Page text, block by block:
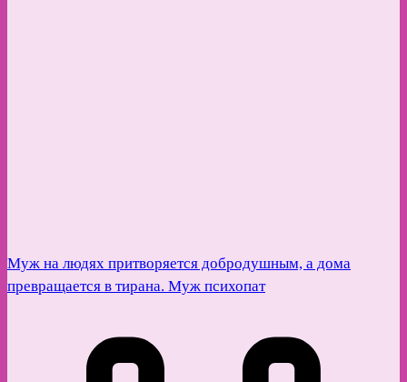
Муж на людях притворяется добродушным, а дома
превращается в тирана. Муж психопат